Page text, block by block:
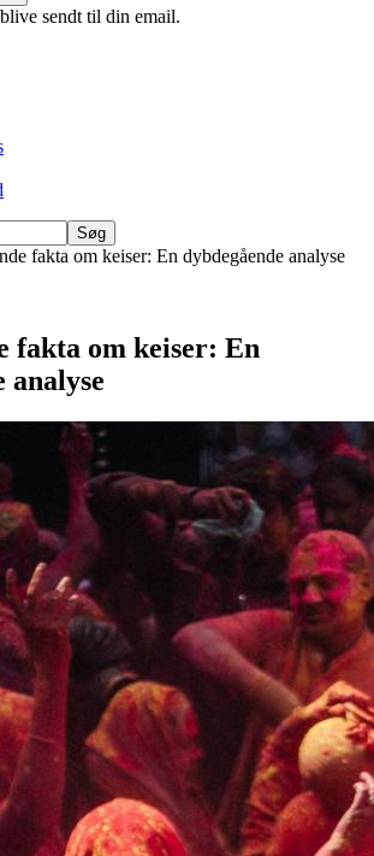
sendt til din email.
fakta om keiser: En dybdegående analyse
fakta om keiser: En
analyse